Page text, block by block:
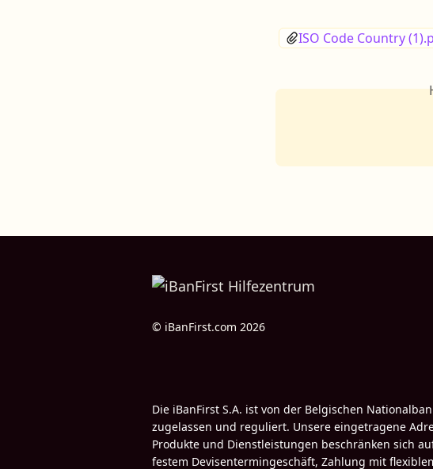
ISO Code Country
© iBanFirst.com 2026
Die iBanFirst S.A. ist von der Belgischen
zugelassen und reguliert. Unsere eingetragene
Produkte und Dienstleistungen beschränken sich
festem Devisentermingeschäft, Zahlung mit